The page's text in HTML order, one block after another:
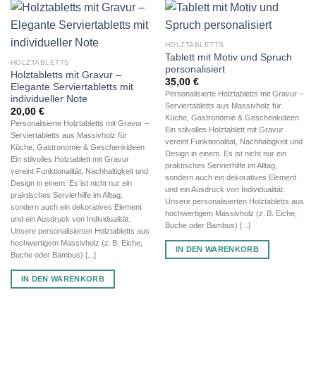
HOLZTABLETTS
Holztabletts mit Gravur –
Elegante Serviertabletts mit
individueller Note
20,00 €
Personalisierte Holztabletts mit Gravur –
Serviertabletts aus Massivholz für
Küche, Gastronomie & Geschenkideen
Ein stilvolles Holztablett mit Gravur
vereint Funktionalität, Nachhaltigkeit und
Design in einem. Es ist nicht nur ein
praktisches Servierhilfe im Alltag,
sondern auch ein dekoratives Element
und ein Ausdruck von Individualität.
Unsere personalisierten Holztabletts aus
hochwertigem Massivholz (z. B. Eiche,
Buche oder Bambus) [...]
IN DEN WARENKORB
HOLZTABLETTS
Tablett mit Motiv und Spruch
personalisiert
35,00 €
Personalisierte Holztabletts mit Gravur –
Serviertabletts aus Massivholz für
Küche, Gastronomie & Geschenkideen
Ein stilvolles Holztablett mit Gravur
vereint Funktionalität, Nachhaltigkeit und
Design in einem. Es ist nicht nur ein
praktisches Servierhilfe im Alltag,
sondern auch ein dekoratives Element
und ein Ausdruck von Individualität.
Unsere personalisierten Holztabletts aus
hochwertigem Massivholz (z. B. Eiche,
Buche oder Bambus) [...]
IN DEN WARENKORB